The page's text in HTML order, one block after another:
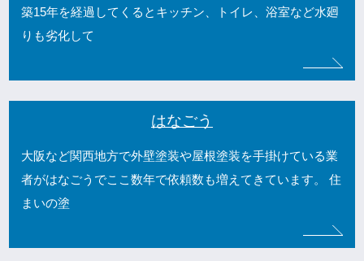
築15年を経過してくるとキッチン、トイレ、浴室など水廻
りも劣化して
はなごう
大阪など関西地方で外壁塗装や屋根塗装を手掛けている業
者がはなごうでここ数年で依頼数も増えてきています。 住
まいの塗